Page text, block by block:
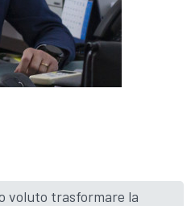
voluto trasformare la